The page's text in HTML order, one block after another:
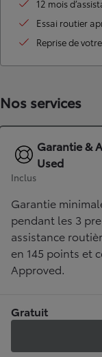
12 mois
Essai routier
Reprise de
Nos services
Garantie &
Used
Inclus
Garantie
pendant les 3
assistance
en 145 points et
Approved.
Gratuit